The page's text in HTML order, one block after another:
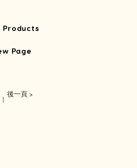
Products
Page
後一頁 >